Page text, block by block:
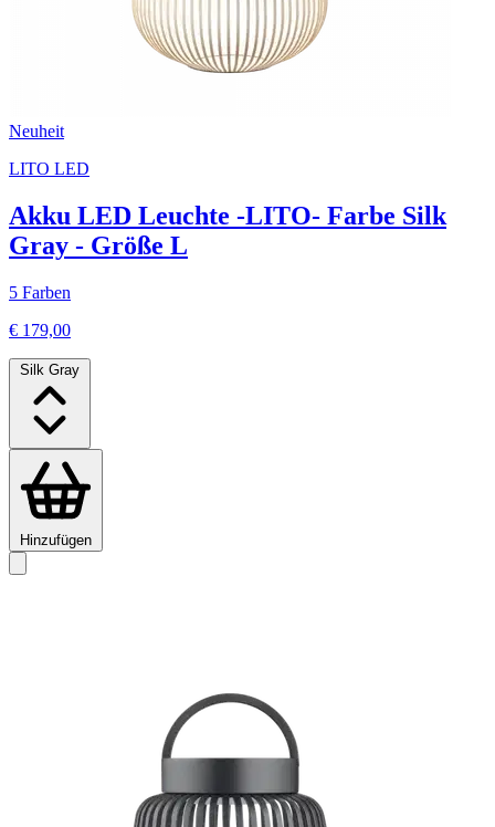
Neuheit
LITO LED
Akku LED Leuchte -LITO- Farbe Silk
Gray - Größe L
5 Farben
€ 179,00
Silk Gray
Hinzufügen